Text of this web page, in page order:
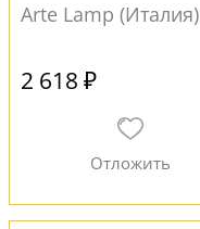
Arte Lamp (Италия)
2 618 ₽